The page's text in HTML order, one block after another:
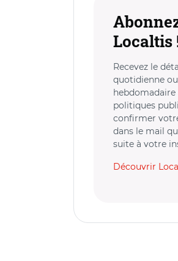
Localtis
Recevez le
quotidienne
hebdomadaire
politiques
confirmer
dans le mail
suite à votre
Découvrir